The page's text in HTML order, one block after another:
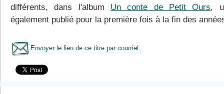
différents, dans l'album Un conte de Petit Ours,
également publié pour la première fois à la fin des
Envoyer le lien de ce titre par courriel.